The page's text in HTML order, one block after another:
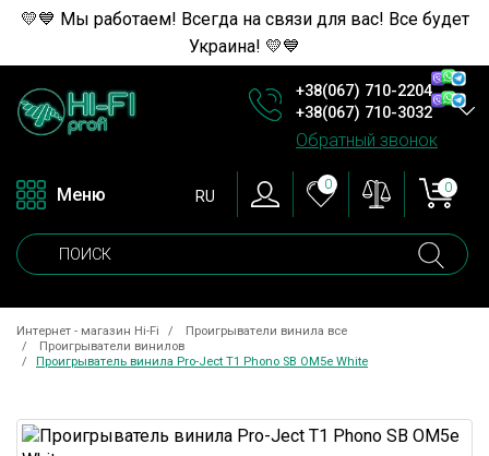
💛💙 Мы работаем! Всегда на связи для вас! Все будет
Украина! 💛💙
+38(067) 710-2204
+38(067) 710-3032
Обратный звонок
Меню RU
0 0
Интернет - магазин Hi-Fi
Проигрыватели винила все
Проигрыватели винилов
Проигрыватель винила Pro-Ject T1 Phono SB OM5e White